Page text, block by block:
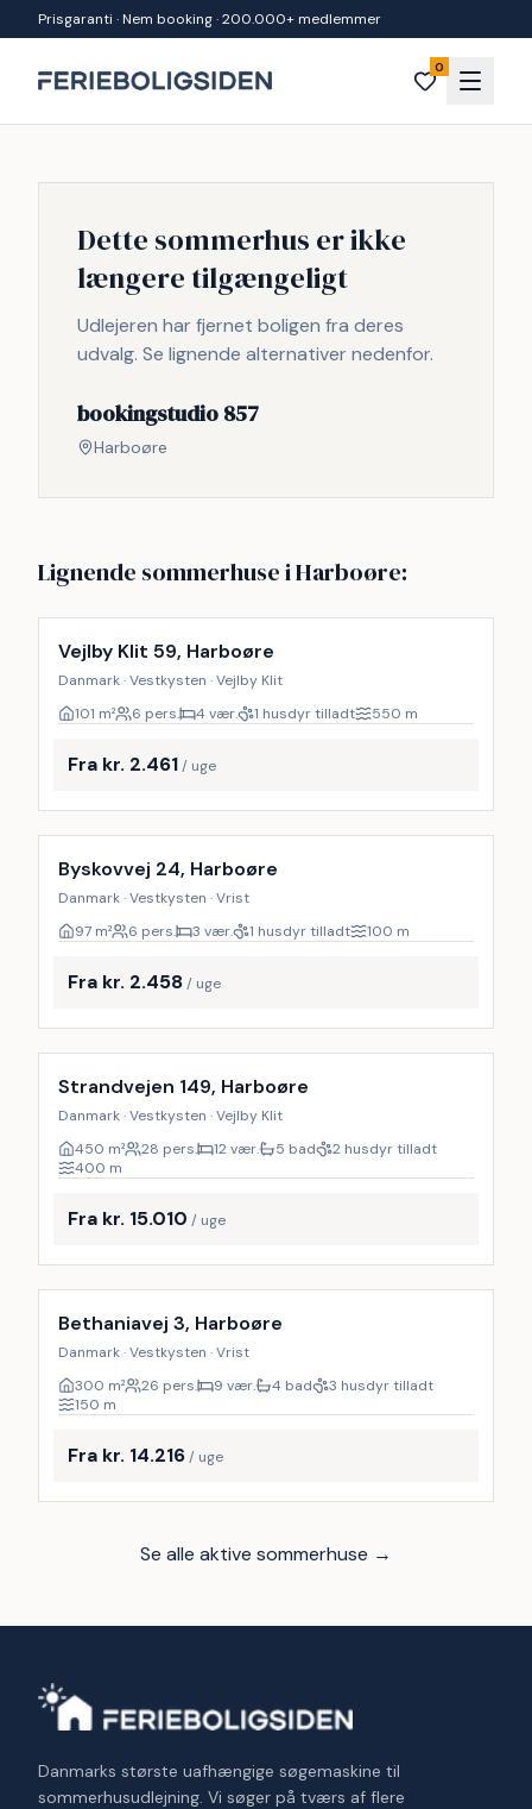
Spring til indhold
Prisgaranti · Nem booking · 200.000+ medlemmer
0
Dette sommerhus er ikke
længere tilgængeligt
Udlejeren har fjernet boligen fra deres
udvalg. Se lignende alternativer nedenfor.
bookingstudio 857
Harboøre
Lignende sommerhuse i Harboøre:
Vejlby Klit 59, Harboøre
Danmark · Vestkysten · Vejlby Klit
101 m² 6 pers. 4 vær. 1 husdyr tilladt 550 m
Fra kr. 2.461/ uge
Byskovvej 24, Harboøre
Danmark · Vestkysten · Vrist
97 m² 6 pers. 3 vær. 1 husdyr tilladt 100 m
Fra kr. 2.458/ uge
Inkl. rengøring
Strandvejen 149, Harboøre
Danmark · Vestkysten · Vejlby Klit
450 m² 28 pers. 12 vær. 5 bad
2 husdyr tilladt
400 m
Fra kr. 15.010 / uge
Inkl. rengøring
Bethaniavej 3, Harboøre
Danmark · Vestkysten · Vrist
300 m² 26 pers. 9 vær. 4 bad
3 husdyr tilladt
150 m
Fra kr. 14.216/ uge
Se alle aktive sommerhuse →
Danmarks største uafhængige søgemaskine til
sommerhusudlejning. Vi søger på tværs af flere